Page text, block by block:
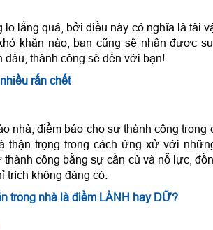
lắng quá, bởi điều này có nghĩa là tài
khăn nào, bạn cũng sẽ nhận được
thành công sẽ đến với bạn!
rắn chết
nhà, điềm báo cho sự thành công trong
thận trọng trong cách ứng xử với
thành công bằng sự cần cù và nỗ lực,
trích không đáng có.
trong nhà là điềm LÀNH hay DỮ?